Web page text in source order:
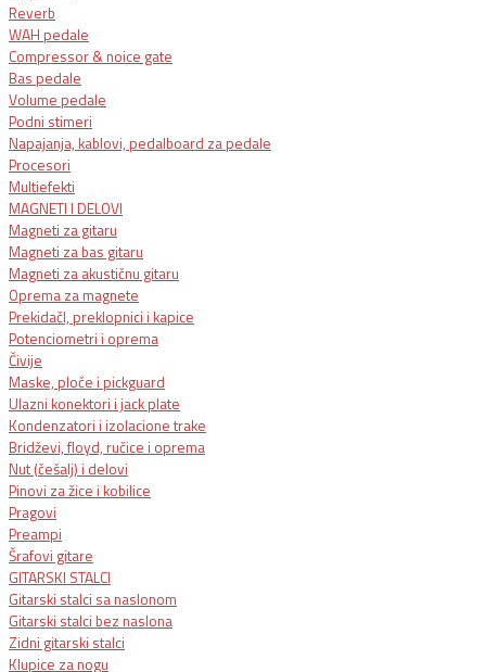
Reverb
WAH pedale
Compressor & noice gate
Bas pedale
Volume pedale
Podni stimeri
Napajanja, kablovi, pedalboard za pedale
Procesori
Multiefekti
MAGNETI I DELOVI
Magneti za gitaru
Magneti za bas gitaru
Magneti za akustičnu gitaru
Oprema za magnete
PrekidačI, preklopnici i kapice
Potenciometri i oprema
Čivije
Maske, ploče i pickguard
Ulazni konektori i jack plate
Kondenzatori i izolacione trake
Bridževi, floyd, ručice i oprema
Nut (češalj) i delovi
Pinovi za žice i kobilice
Pragovi
Preampi
Šrafovi gitare
GITARSKI STALCI
Gitarski stalci sa naslonom
Gitarski stalci bez naslona
Zidni gitarski stalci
Klupice za nogu